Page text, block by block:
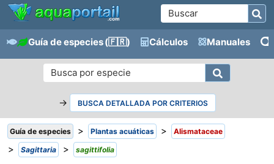
Guía de especies(🇫🇷) Cálculos Manuales
→ BUSCA DETALLADA POR CRITERIOS
Guía de especies > Plantas acuáticas > Alismataceae
> Sagittaria > sagittifolia